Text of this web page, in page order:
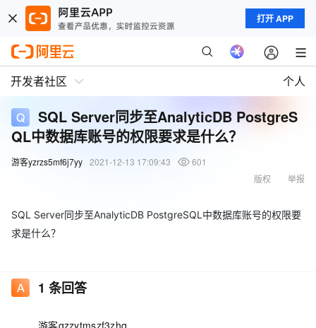
打开 APP
开发者社区 个人
SQL Server同步至AnalyticDB PostgreS
QL中数据库账号的权限要求是什么？
游客yzrzs5mf6j7yy 2021-12-13 17:09:43
601
举报
版权
SQL Server同步至AnalyticDB PostgreSQL中数据库账号的权限要
求是什么？
1 条回答
游客qzzytmszf3zhq